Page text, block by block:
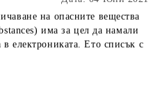
на опасните вещества
има за цел да намали
електрониката. Ето списък с